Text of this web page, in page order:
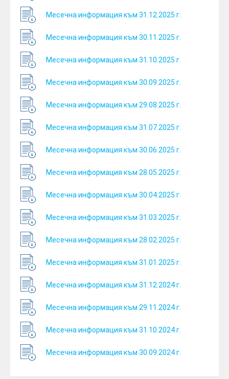
Месечна информация към 31.12.2025 г.
Месечна информация към 30.11.2025 г.
Месечна информация към 31.10.2025 г.
Месечна информация към 30.09.2025 г.
Месечна информация към 29.08.2025 г.
Месечна информация към 31.07.2025 г.
Месечна информация към 30.06.2025 г.
Месечна информация към 28.05.2025 г.
Месечна информация към 30.04.2025 г.
Месечна информация към 31.03.2025 г.
Месечна информация към 28.02.2025 г.
Месечна информация към 31.01.2025 г.
Месечна информация към 31.12.2024 г.
Месечна информация към 29.11.2024 г.
Месечна информация към 31.10.2024 г.
Месечна информация към 30.09.2024 г.